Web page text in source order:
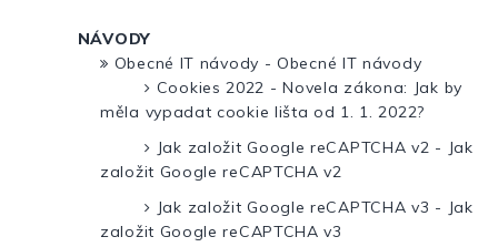
NÁVODY
Obecné IT návody - Obecné IT návody
Cookies 2022 - Novela zákona: Jak by
měla vypadat cookie lišta od 1. 1. 2022?
Jak založit Google reCAPTCHA v2 - Jak
založit Google reCAPTCHA v2
Jak založit Google reCAPTCHA v3 - Jak
založit Google reCAPTCHA v3